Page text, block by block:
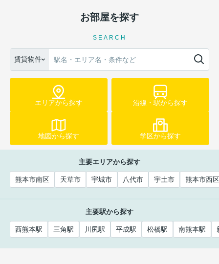
お部屋を探す
SEARCH
賃貸物件
エリアから探す 沿線・駅から探す
地図から探す 学区から探す
主要エリアから探す
熊本市南区 天草市 宇城市 八代市 宇土市 熊本市西区
主要駅から探す
西熊本駅 三角駅 川尻駅 平成駅 松橋駅 南熊本駅